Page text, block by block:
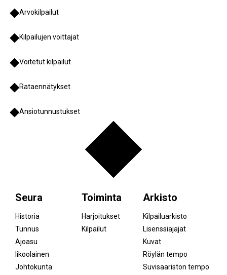
Arvokilpailut
Kilpailujen voittajat
Voitetut kilpailut
Rataennätykset
Ansiotunnustukset
Seura
Historia
Tunnus
Ajoasu
Iikoolainen
Johtokunta
Toiminta
Harjoitukset
Kilpailut
Arkisto
Kilpailuarkisto
Lisenssiajajat
Kuvat
Röylän tempo
Suvisaariston tempo